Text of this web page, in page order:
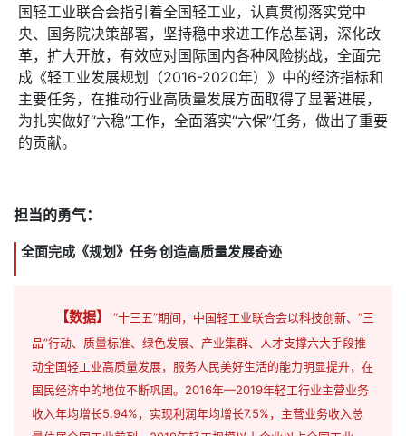
国轻工业联合会指引着全国轻工业，认真贯彻落实党中
央、国务院决策部署，坚持稳中求进工作总基调，深化改
革，扩大开放，有效应对国际国内各种风险挑战，全面完
成《轻工业发展规划（2016-2020年）》中的经济指标和
主要任务，在推动行业高质量发展方面取得了显著进展，
为扎实做好“六稳”工作，全面落实“六保”任务，做出了重要
的贡献。
担当的勇气：
全面完成《规划》任务 创造高质量发展奇迹
【数据】
“十三五”期间，中国轻工业联合会以科技创新、“三
品”行动、质量标准、绿色发展、产业集群、人才支撑六大手段推
动全国轻工业高质量发展，服务人民美好生活的能力明显提升，在
国民经济中的地位不断巩固。2016年—2019年轻工行业主营业务
收入年均增长5.94%，实现利润年均增长7.5%，主营业务收入总